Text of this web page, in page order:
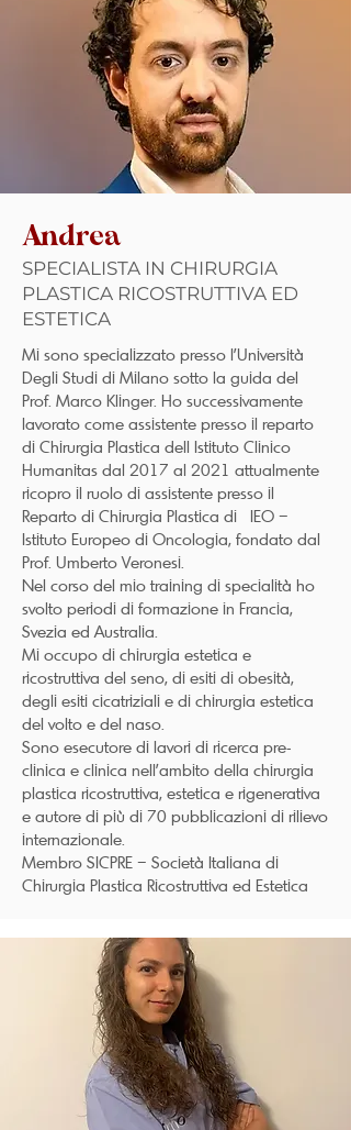
Andrea
SPECIALISTA IN CHIRURGIA
PLASTICA RICOSTRUTTIVA ED
ESTETICA
Mi sono specializzato presso l’Università
Degli Studi di Milano sotto la guida del
Prof. Marco Klinger. Ho successivamente
lavorato come assistente presso il reparto
di Chirurgia Plastica dell Istituto Clinico
Humanitas dal 2017 al 2021 attualmente
ricopro il ruolo di assistente presso il
Reparto di Chirurgia Plastica di IEO –
Istituto Europeo di Oncologia, fondato dal
Prof. Umberto Veronesi.
Nel corso del mio training di specialità ho
svolto periodi di formazione in Francia,
Svezia ed Australia.
Mi occupo di chirurgia estetica e
ricostruttiva del seno, di esiti di obesità,
degli esiti cicatriziali e di chirurgia estetica
del volto e del naso.
Sono esecutore di lavori di ricerca pre-
clinica e clinica nell’ambito della chirurgia
plastica ricostruttiva, estetica e rigenerativa
e autore di più di 70 pubblicazioni di rilievo
internazionale.
Membro SICPRE – Società Italiana di
Chirurgia Plastica Ricostruttiva ed Estetica